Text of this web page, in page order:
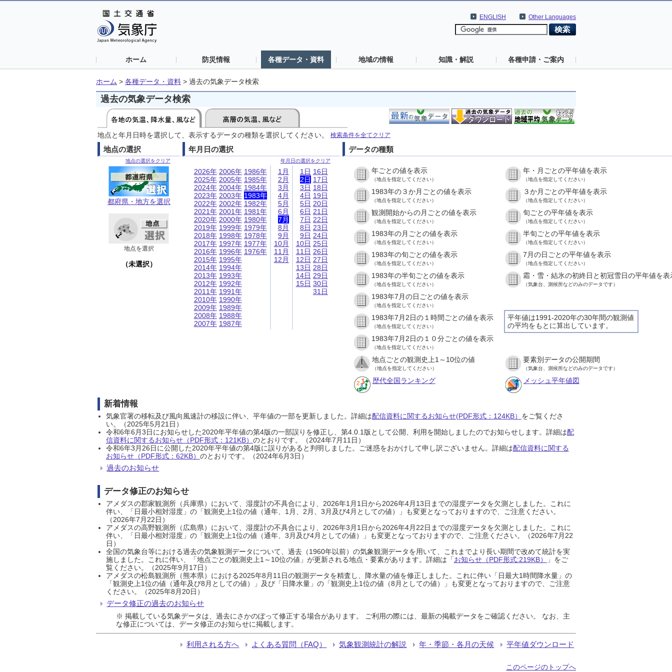
Other Languages
ENGLISH
ホーム 防災情報 各種データ・資料 地域の情報 知識・解説 各種申請・ご案内
ホーム > 各種データ・資料 > 過去の気象データ検索
過去の気象データ検索
地点と年月日時を選択して、表示するデータの種類を選択してください。 検索条件を全てクリア
地点の選択
地点の選択をクリア
都府県・地方を選択
地点を選択
（未選択）
年月日の選択
年月日の選択をクリア
2026年
2025年
2024年
2023年
2022年
2021年
2020年
2019年
2018年
2017年
2016年
2015年
2014年
2013年
2012年
2011年
2010年
2009年
2008年
2007年
2006年
2005年
2004年
2003年
2002年
2001年
2000年
1999年
1998年
1997年
1996年
1995年
1994年
1993年
1992年
1991年
1990年
1989年
1988年
1987年
1986年
1985年
1984年
1983年
1982年
1981年
1980年
1979年
1978年
1977年
1976年
1月
2月
3月
4月
5月
6月
7月
8月
9月
10月
11月
12月
1日
2日
3日
4日
5日
6日
7日
8日
9日
10日
11日
12日
13日
14日
15日
16日
17日
18日
19日
20日
21日
22日
23日
24日
25日
26日
27日
28日
29日
30日
31日
データの種類
年ごとの値を表示
（地点を指定してください）
年・月ごとの平年値を表示
（地点を指定してください）
1983年の３か月ごとの値を表示
（地点を指定してください）
３か月ごとの平年値を表示
（地点を指定してください）
観測開始からの月ごとの値を表示
（地点を指定してください）
旬ごとの平年値を表示
（地点を指定してください）
1983年の月ごとの値を表示
（地点を指定してください）
半旬ごとの平年値を表示
（地点を指定してください）
1983年の旬ごとの値を表示
（地点を指定してください）
7月の日ごとの平年値を表示
（地点を指定してください）
1983年の半旬ごとの値を表示
（地点を指定してください）
霜・雪・結氷の初終日と初冠雪日の平年値を表
（気象台、測候所などのみのデータです）
1983年7月の日ごとの値を表示
（地点を指定してください）
平年値は1991-2020年の30年間の観測値
の平均をもとに算出しています。
1983年7月2日の１時間ごとの値を表示
（地点を指定してください）
1983年7月2日の１０分ごとの値を表示
（地点を指定してください）
地点ごとの観測史上1～10位の値
（地点を指定してください）
要素別データの公開期間
（気象台、測候所などのみのデータです）
歴代全国ランキング メッシュ平年値図
新着情報
気象官署の移転及び風向風速計の移設に伴い、平年値の一部を更新しました。詳細は配信資料に関するお知らせ(PDF形式：124KB） をご覧くださ
い。（2025年5月21日）
令和6年6月3日にお知らせした2020年平年値の第4版の一部誤りを修正し、第4.0.1版として公開、利用を開始しましたのでお知らせします。詳細は配
信資料に関するお知らせ（PDF形式：121KB） のとおりです。（2024年7月11日）
令和6年3月26日に公開した2020年平年値の第4版に誤りがあると判明しました。ご迷惑をおかけして申し訳ございません。詳細は配信資料に関する
お知らせ（PDF形式：62KB） のとおりです。（2024年6月3日）
過去のお知らせ
データ修正のお知らせ
アメダスの郡家観測所（兵庫県）において、湿度計の不具合により、2026年1月1日から2026年4月13日までの湿度データを欠測としました。これに
伴い、「日最小相対湿度」の「観測史上1位の値（通年、1月、2月、3月及び4月としての値）」も変更となっておりますので、ご注意ください。
（2026年7月22日）
アメダスの高野観測所（広島県）において、湿度計の不具合により、2026年3月1日から2026年4月22日までの湿度データを欠測としました。これに
伴い、「日最小相対湿度」の「観測史上1位の値（通年、3月及び4月としての値）」も変更となっておりますので、ご注意ください。（2026年7月22
日）
全国の気象台等における過去の気象観測データについて、過去（1960年以前）の気象観測データを用いて、これまでより長い期間で改めて統計を実
施しました。これに伴い、「地点ごとの観測史上1～10位の値」が更新される地点・要素があります。詳細は「お知らせ（PDF形式:219KB）
」をご
覧ください。（2025年9月17日）
アメダスの松島観測所（熊本県）における2025年8月11日の観測データを精査し、降水量の値を修正しました。これに伴い「日最大1時間降水量」の
「観測史上1位の値（通年及び8月としての値）」及び「日降水量」の「観測史上1位の値（8月としての値）」も変更となっておりますので、ご注意
ください。（2025年8月20日）
データ修正の過去のお知らせ
※ 掲載している気象データは、過去にさかのぼって修正する場合があります。 ご利用の際には、最新の掲載データをご確認ください。 なお、主
な修正については、データ修正のお知らせに掲載します。
利用される方へ よくある質問（FAQ） 気象観測統計の解説 年・季節・各月の天候 平年値ダウンロード
このページのトップへ